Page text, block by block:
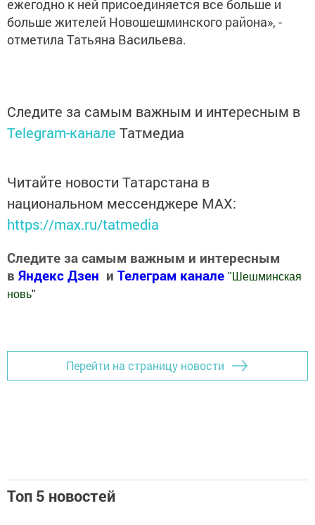
ежегодно к ней присоединяется все больше и
больше жителей Новошешминского района», -
отметила Татьяна Васильева.
Следите за самым важным и интересным в
Telegram-канале Татмедиа
Читайте новости Татарстана в
национальном мессенджере MАХ:
https://max.ru/tatmedia
Следите за самым важным и интересным
в Яндекс Дзен и Телеграм канале " Шешминская
новь"
Перейти на страницу новости
Топ 5 новостей